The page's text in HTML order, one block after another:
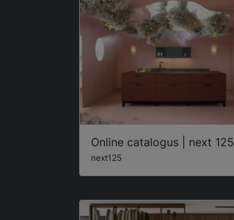
Online catalogus | next 125
next125